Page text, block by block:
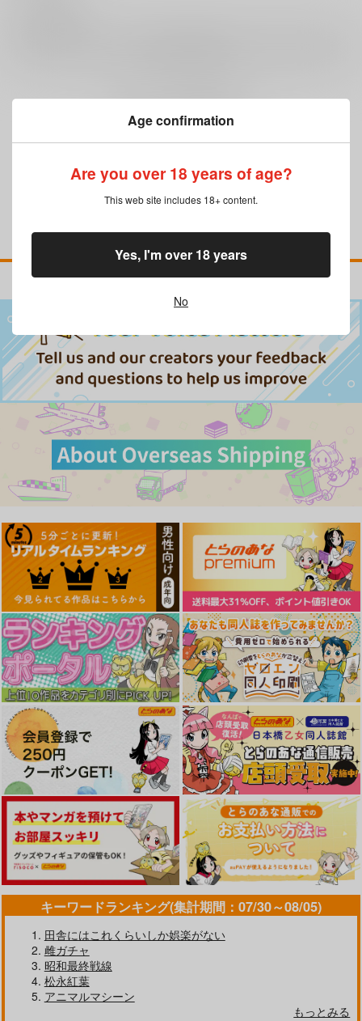
キーワードランキング(集計期間：07/30～08/05)
田舎にはこれくらいしか娯楽がない
雌ガチャ
昭和最終戦線
松永紅葉
アニマルマシーン
もっとみる
Age confirmation
Are you over 18 years of age?
This web site includes 18+ content.
No
Yes, I'm over 18 years